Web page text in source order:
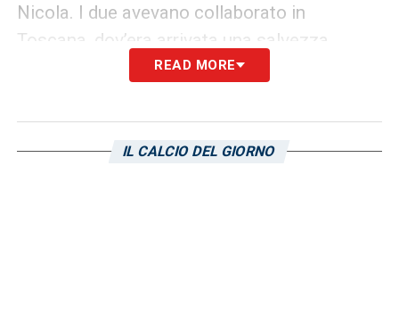
Nicola. I due avevano collaborato in
Toscana, dov’era arrivata una salvezza
insperata all’ultima giornata del campionato
il calciatore rumeno delCagliaripotrebbe
valutare la permanenza nonostante l’addio
READ MORE
IL CALCIO DEL GIORNO